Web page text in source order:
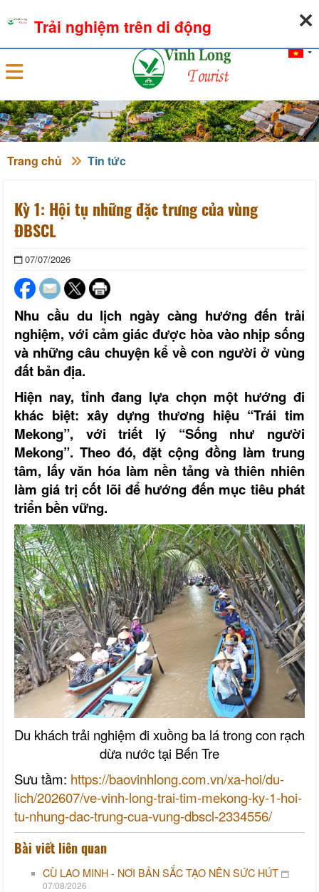
Đăng nhập
Trang chủ Tin tức
Kỳ 1: Hội tụ những đặc trưng của vùng
ĐBSCL
07/07/2026
Nhu cầu du lịch ngày càng hướng đến trải
nghiệm, với cảm giác được hòa vào nhịp sống
và những câu chuyện kể về con người ở vùng
đất bản địa.
Hiện nay, tỉnh đang lựa chọn một hướng đi
khác biệt: xây dựng thương hiệu “Trái tim
Mekong”, với triết lý “Sống như người
Mekong”. Theo đó, đặt cộng đồng làm trung
tâm, lấy văn hóa làm nền tảng và thiên nhiên
làm giá trị cốt lõi để hướng đến mục tiêu phát
triển bền vững.
Du khách trải nghiệm đi xuồng ba lá trong con rạch
dừa nước tại Bến Tre
Sưu tầm: https://baovinhlong.com.vn/xa-hoi/du-
lich/202607/ve-vinh-long-trai-tim-mekong-ky-1-hoi-
tu-nhung-dac-trung-cua-vung-dbscl-2334556/
Bài viết liên quan
CÙ LAO MINH - NƠI BẢN SẮC TẠO NÊN SỨC HÚT
07/08/2026
Trải nghiệm trên di động